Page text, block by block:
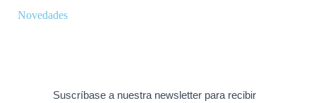
Novedades
Suscríbase a nuestra newsletter para recibir